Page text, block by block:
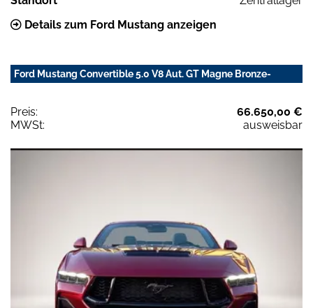
Details zum Ford Mustang anzeigen
Ford Mustang Convertible 5.0 V8 Aut. GT Magne Bronze-
Preis:
66.650,00 €
MWSt:
ausweisbar